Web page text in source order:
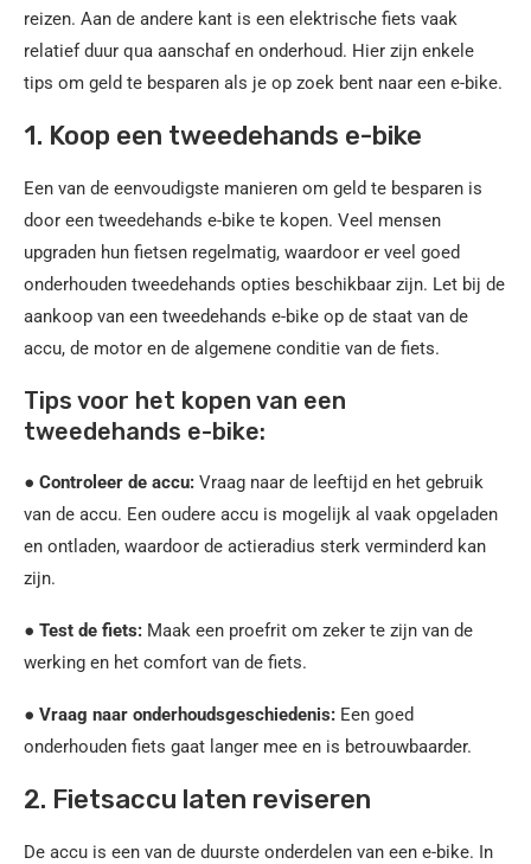
reizen. Aan de andere kant is een elektrische fiets vaak
relatief duur qua aanschaf en onderhoud. Hier zijn enkele
tips om geld te besparen als je op zoek bent naar een e-bike.
1. Koop een tweedehands e-bike
Een van de eenvoudigste manieren om geld te besparen is
door een tweedehands e-bike te kopen. Veel mensen
upgraden hun fietsen regelmatig, waardoor er veel goed
onderhouden tweedehands opties beschikbaar zijn. Let bij de
aankoop van een tweedehands e-bike op de staat van de
accu, de motor en de algemene conditie van de fiets.
Tips voor het kopen van een
tweedehands e-bike:
● Controleer de accu: Vraag naar de leeftijd en het gebruik
van de accu. Een oudere accu is mogelijk al vaak opgeladen
en ontladen, waardoor de actieradius sterk verminderd kan
zijn.
● Test de fiets: Maak een proefrit om zeker te zijn van de
werking en het comfort van de fiets.
● Vraag naar onderhoudsgeschiedenis: Een goed
onderhouden fiets gaat langer mee en is betrouwbaarder.
2. Fietsaccu laten reviseren
De accu is een van de duurste onderdelen van een e-bike. In